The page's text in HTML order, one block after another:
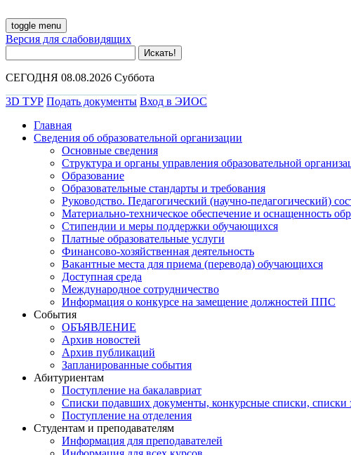
toggle menu
Версия для слабовидящих
СЕГОДНЯ 08.08.2026 Суббота
3D ТУР Подать документы Вход в ЭИОС
Главная
Сведения об образовательной организации
Основные сведения
Структура и органы управления образовательной
Образование
Образовательные стандарты и требования
Руководство. Педагогический (научно-педагогический)
Материально-техническое обеспечение и оснащенность
Стипендии и меры поддержки обучающихся
Платные образовательные услуги
Финансово-хозяйственная деятельность
Вакантные места для приема (перевода) обучающихся
Доступная среда
Международное сотрудничество
Информация о конкурсе на замещение должностей ППС
События
ОБЪЯВЛЕНИЕ
Архив новостей
Архив публикаций
Запланированные события
Абитуриентам
Поступление на бакалавриат
Списки подавших документы, конкурсные списки, списки
Поступление на отделения
Студентам и преподавателям
Информация для преподавателей